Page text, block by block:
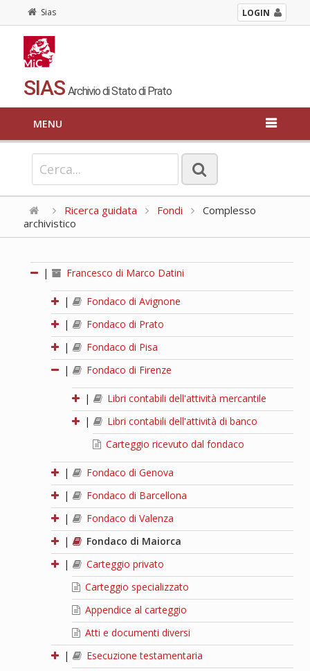
Sias LOGIN
SIAS Archivio di Stato di Prato
MENU
Ricerca guidata Fondi
Complesso
archivistico
| Francesco di Marco Datini
|
Fondaco di Avignone
|
Fondaco di Prato
|
Fondaco di Pisa
|
Fondaco di Firenze
|
Libri contabili dell'attività mercantile
|
Libri contabili dell'attività di banco
Carteggio ricevuto dal fondaco
|
Fondaco di Genova
|
Fondaco di Barcellona
|
Fondaco di Valenza
|
Fondaco di Maiorca
|
Carteggio privato
Carteggio specializzato
Appendice al carteggio
Atti e documenti diversi
|
Esecuzione testamentaria